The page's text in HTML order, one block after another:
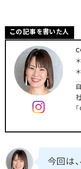
この記事を書いた人
今回は